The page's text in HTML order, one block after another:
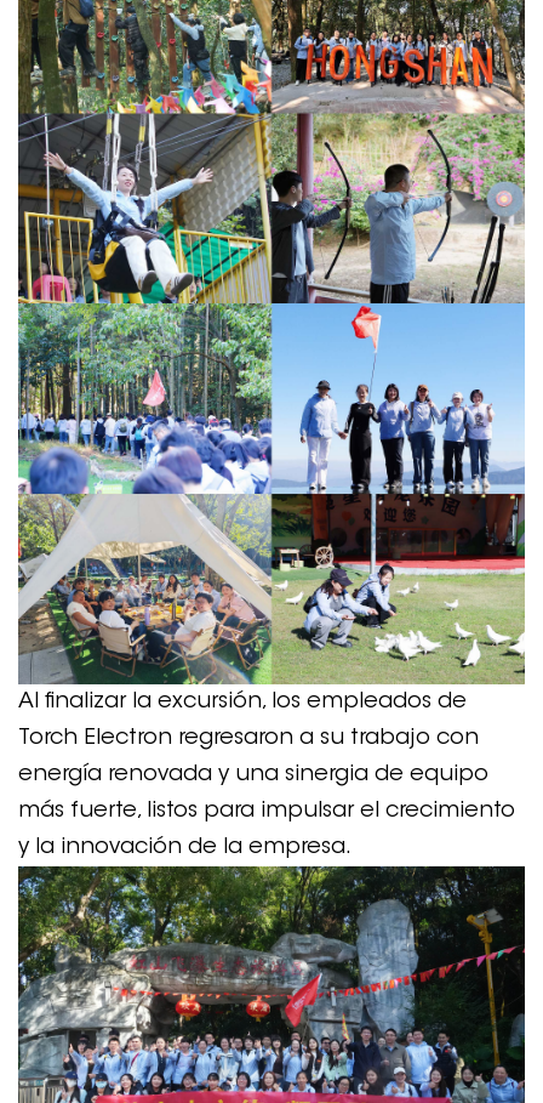
Al finalizar la excursión, los empleados de
Torch Electron regresaron a su trabajo con
energía renovada y una sinergia de equipo
más fuerte, listos para impulsar el crecimiento
y la innovación de la empresa.